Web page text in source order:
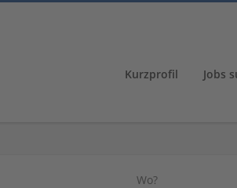
Kurzprofil Jobs
Wo?